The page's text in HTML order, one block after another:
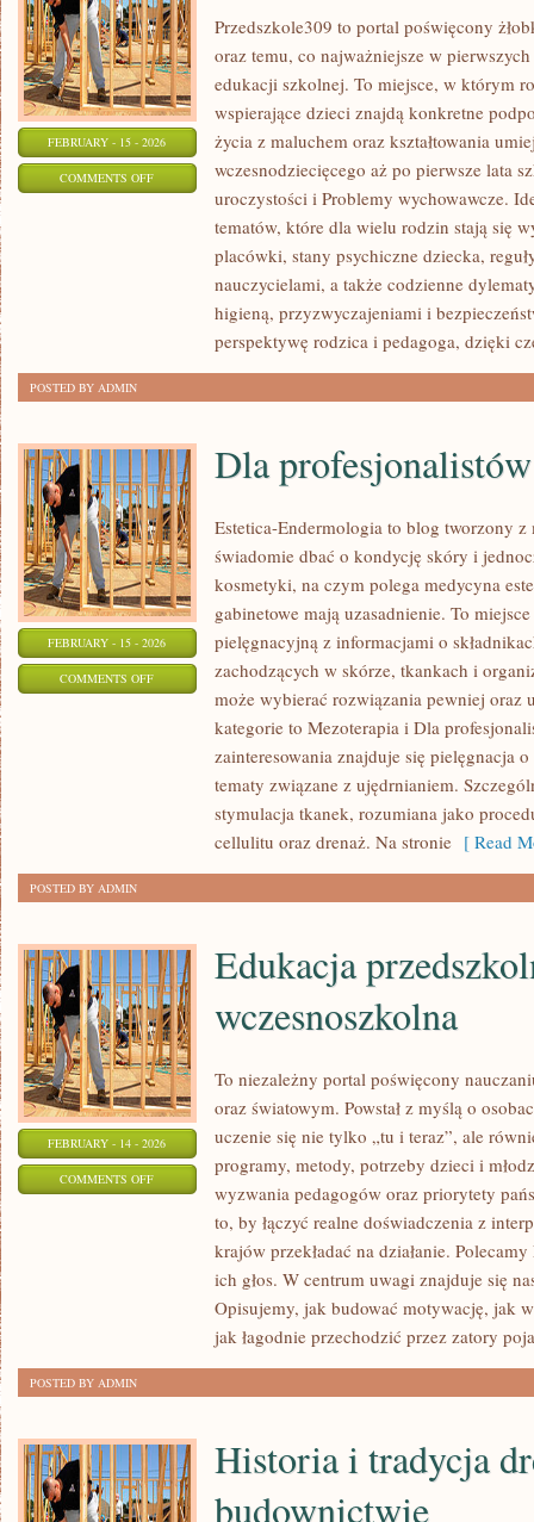
FEBRUARY - 15 - 2026
COMMENTS OFFON
KOMUNIKACJA
DZIECKIEM
Przedszkole309 to portal poświęcony
oraz temu, co najważniejsze w
edukacji szkolnej. To miejsce, w którym
wspierające dzieci znajdą konkretne
życia z maluchem oraz kształtowania
wczesnodziecięcego aż po pierwsze lata
uroczystości i Problemy wychowawcze.
tematów, które dla wielu rodzin stają się
placówki, stany psychiczne dziecka,
nauczycielami, a także codzienne
higieną, przyzwyczajeniami i
perspektywę rodzica i pedagoga, dzięki
POSTED BY ADMIN
FEBRUARY - 15 - 2026
COMMENTS OFFON
PROFESJONALISTÓW
Dla profesjonalistów
Estetica-Endermologia to blog tworzony
świadomie dbać o kondycję skóry i
kosmetyki, na czym polega medycyna
gabinetowe mają uzasadnienie. To
pielęgnacyjną z informacjami o
zachodzących w skórze, tkankach i
może wybierać rozwiązania pewniej oraz
kategorie to Mezoterapia i Dla
zainteresowania znajduje się pielęgnacja
tematy związane z ujędrnianiem.
stymulacja tkanek, rozumiana jako
cellulitu oraz drenaż. Na stronie [ Read
POSTED BY ADMIN
FEBRUARY - 14 - 2026
COMMENTS OFFON
Edukacja
wczesnoszkolna
To niezależny portal poświęcony
oraz światowym. Powstał z myślą o
uczenie się nie tylko „tu i teraz”, ale
programy, metody, potrzeby dzieci i
wyzwania pedagogów oraz priorytety
to, by łączyć realne doświadczenia z
krajów przekładać na działanie.
ich głos. W centrum uwagi znajduje się
Opisujemy, jak budować motywację, jak
jak łagodnie przechodzić przez zatory
POSTED BY ADMIN
Historia i tradycja
budownictwie